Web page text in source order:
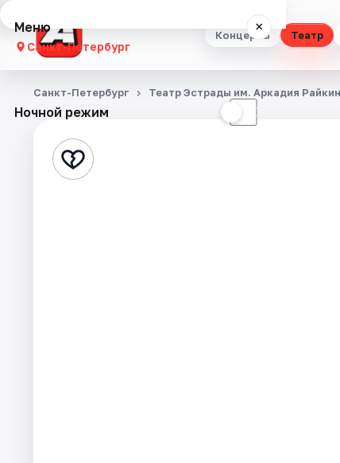
Концерты Театр
Меню ×
Санкт-Петербург
Концерты
Стендап
Ночной режим ☾
Санкт-Петербург Театр Эстрады им. Аркадия